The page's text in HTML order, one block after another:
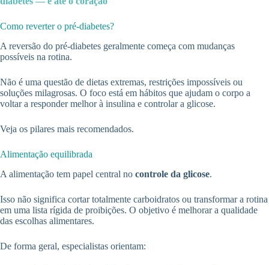
Como reverter o pré-diabetes?
A reversão do pré-diabetes geralmente começa com mudanças
possíveis na rotina.
Não é uma questão de dietas extremas, restrições impossíveis ou
soluções milagrosas. O foco está em hábitos que ajudam o corpo a
voltar a responder melhor à insulina e controlar a glicose.
Veja os pilares mais recomendados.
Alimentação equilibrada
A alimentação tem papel central no controle da glicose.
Isso não significa cortar totalmente carboidratos ou transformar a rotina
em uma lista rígida de proibições. O objetivo é melhorar a qualidade
das escolhas alimentares.
De forma geral, especialistas orientam: